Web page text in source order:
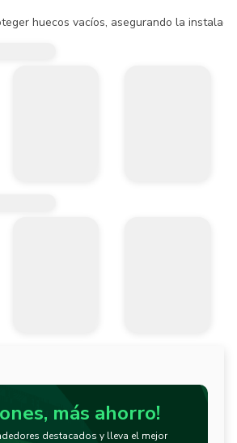
huecos vacíos, asegurando la
más ahorro!
destacados y lleva el mejor